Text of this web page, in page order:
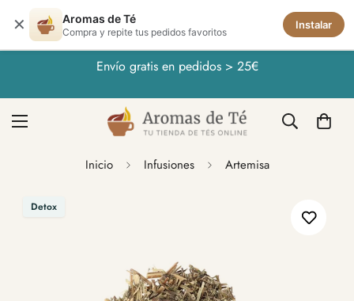
✕ Aromas de Té
Compra y repite tus pedidos favoritos
Instalar
Envío gratis en pedidos > 25€
Inicio Infusiones Artemisa
Detox